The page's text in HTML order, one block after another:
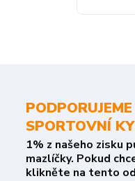
SPORTOVNÍ
1% z našeho zisku
mazlíčky. Pokud
klikněte na tento